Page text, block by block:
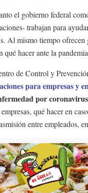
el gobierno federal
trabajan para
Al mismo tiempo ofrecen
qué hacer ante la
de Control y
para empresas y
por coronavirus
qué hacer en
entre empleados,